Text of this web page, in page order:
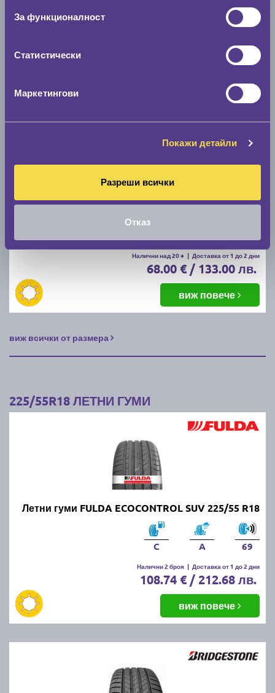
За функционалност
Статистически
Маркетингови
Покажи детайли
Разреши всички
Отказ
71
Доставка от 1 до 2 дни
виж повече
Летни гуми POINT S SUMMER S 205/55 R16
Налични над 20 + | Доставка от 1 до 2 дни
68.00 € / 133.00 лв.
виж повече
виж всички от размера
225/55R18 ЛЕТНИ ГУМИ
Летни гуми FULDA ECOCONTROL SUV 225/55 R18
C A 69
Налични 2 броя | Доставка от 1 до 2 дни
108.74 € / 212.68 лв.
виж повече